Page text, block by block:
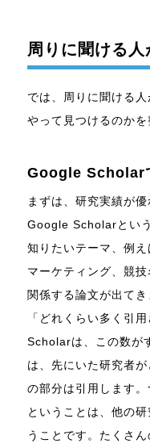
周りに聞ける人
では、周りに聞ける
やって見つけるのかを
Google Scholar
まずは、研究実績が
Google Scholarとい
知りたいテーマ、例
マーケティング、競
関係する論文が出て
「どれくらい多く引
Scholarは、この数が
は、先にいた研究者
の部分は引用します
ということは、他の
うことです。たくさ